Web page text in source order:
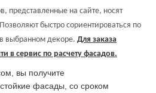
представленные на сайте, носят
быстро сориентироваться по
выбранном декоре. Для заказа
в сервис по расчету фасадов.
вы получите
фасады, со сроком